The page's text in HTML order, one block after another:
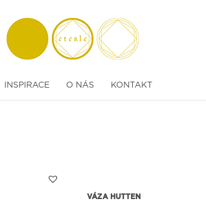
INSPIRACE O NÁS KONTAKT
VÁZA HUTTEN